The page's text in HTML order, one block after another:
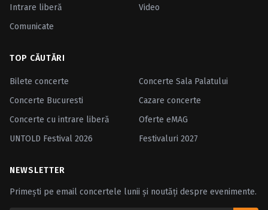
Intrare liberă
Video
Comunicate
TOP CĂUTĂRI
Bilete concerte
Concerte Sala Palatului
Concerte Bucuresti
Cazare concerte
Concerte cu intrare liberă
Oferte eMAG
UNTOLD Festival 2026
Festivaluri 2027
NEWSLETTER
Primești pe email concertele lunii și noutăți despre evenimente.